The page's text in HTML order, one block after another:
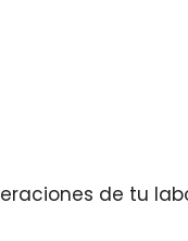
de tu